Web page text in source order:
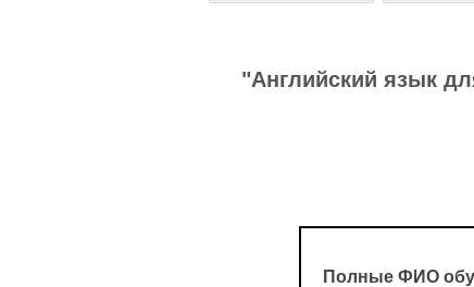
"Английский язык
Полные ФИО